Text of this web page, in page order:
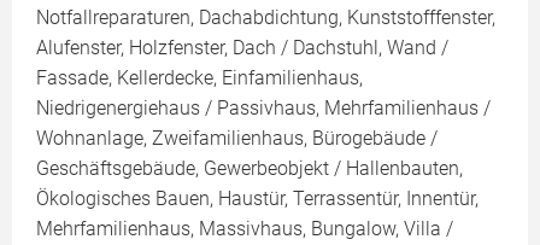
Notfallreparaturen, Dachabdichtung, Kunststofffenster,
Alufenster, Holzfenster, Dach / Dachstuhl, Wand /
Fassade, Kellerdecke, Einfamilienhaus,
Niedrigenergiehaus / Passivhaus, Mehrfamilienhaus /
Wohnanlage, Zweifamilienhaus, Bürogebäude /
Geschäftsgebäude, Gewerbeobjekt / Hallenbauten,
Ökologisches Bauen, Haustür, Terrassentür, Innentür,
Mehrfamilienhaus, Massivhaus, Bungalow, Villa /